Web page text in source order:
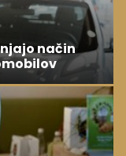
način